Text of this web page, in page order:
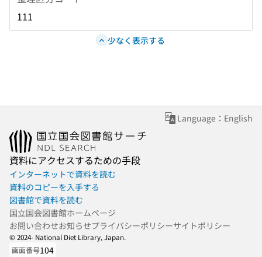
111
少なく表示する
Language：English
資料にアクセスするための手段
インターネットで資料を読む
資料のコピーを入手する
図書館で資料を読む
国立国会図書館ホームページ
お問い合わせお知らせプライバシーポリシーサイトポリシー
© 2024- National Diet Library, Japan.
画面番号104